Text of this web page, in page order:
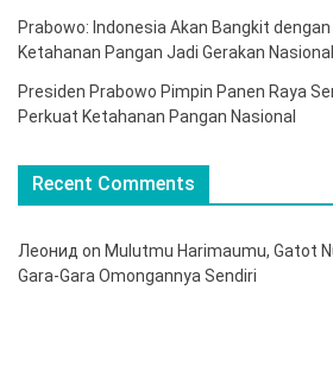
Prabowo: Indonesia Akan Bangkit
Ketahanan Pangan Jadi Gerakan Nasional
Presiden Prabowo Pimpin Panen Raya
Perkuat Ketahanan Pangan Nasional
Recent Comments
Леонид on Mulutmu Harimaumu, Gatot
Gara-Gara Omongannya Sendiri